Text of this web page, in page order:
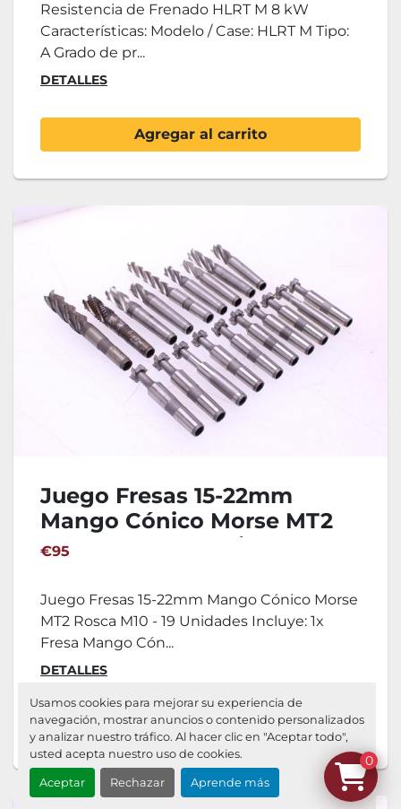
Usamos cookies para mejorar su experiencia de
navegación, mostrar anuncios o contenido personalizados
y analizar nuestro tráfico. Al hacer clic en "Aceptar todo",
usted acepta nuestro uso de cookies.
Aceptar Rechazar Aprende más
Resistencia de Frenado HLRT M 8 kW
Características: Modelo / Case: HLRT M Tipo:
A Grado de pr...
DETALLES
Agregar al carrito
Juego Fresas 15-22mm
Mango Cónico Morse MT2
Rosca M10 - 19 Unidades
€95
Juego Fresas 15-22mm Mango Cónico Morse
MT2 Rosca M10 - 19 Unidades Incluye: 1x
Fresa Mango Cón...
DETALLES
Agregar al carrito
0